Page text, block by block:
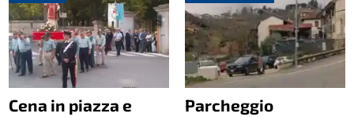
Cena in piazza e
Parcheggio